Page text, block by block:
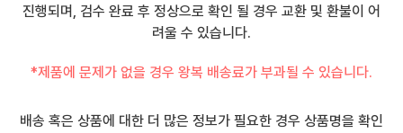
진행되며, 검수 완료 후 정상으로 확인 될 경우 교환 및 환불이 어
려울 수 있습니다.
*제품에 문제가 없을 경우 왕복 배송료가 부과될 수 있습니다.
배송 혹은 상품에 대한 더 많은 정보가 필요한 경우 상품명을 확인